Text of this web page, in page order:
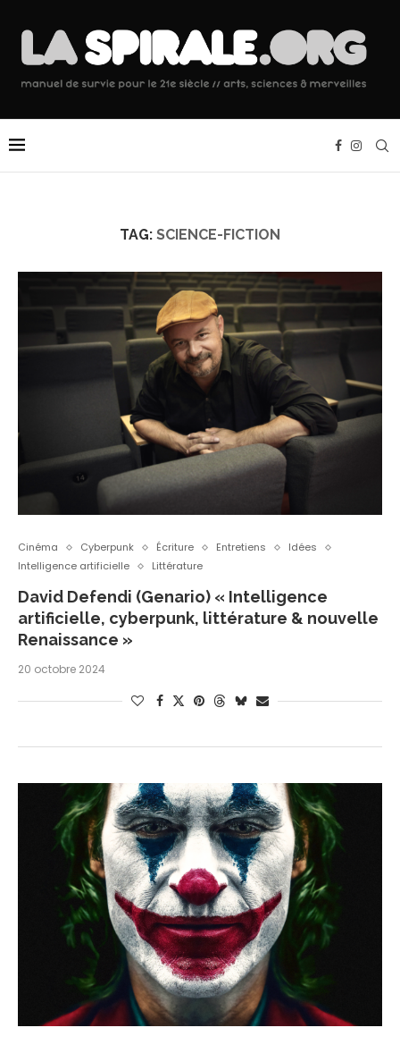
TAG: SCIENCE-FICTION
Cinéma Cyberpunk Écriture Entretiens
Idées
Intelligence artificielle
Littérature
David Defendi (Genario) « Intelligence
artificielle, cyberpunk, littérature & nouvelle
Renaissance »
20 octobre 2024